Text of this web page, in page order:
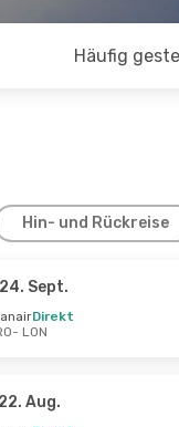
Häufig
Hin- und Rückreise
Sept.
Direkt
- LON
Aug.